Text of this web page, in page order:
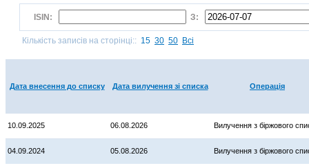
ISIN: З:
Кількість записів на сторінці:: 15 30 50 Всі
Дата внесення до списку Дата вилучення зі списка Операція
10.09.2025 06.08.2026 Вилучення з біржового
04.09.2024 05.08.2026 Вилучення з біржового